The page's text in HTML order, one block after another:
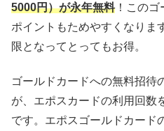
5000円）が永年無料！このゴ
ポイントもためやすくなりま
限となってとってもお得。
ゴールドカードへの無料招待
が、エポスカードの利用回数
です。エポスゴールドカード